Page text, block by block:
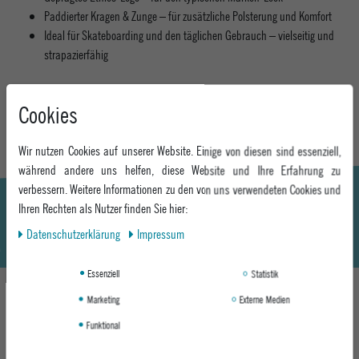
Paddierter Kragen & Zunge – für zusätzliche Polsterung und Komfort
Ideal für Skateboarding und den täglichen Gebrauch – vielseitig und
strapazierfähig
DAS KÖNNTE DIR AUCH GEFALLEN
Cookies
Wir nutzen Cookies auf unserer Website. Einige von diesen sind essenziell,
während andere uns helfen, diese Website und Ihre Erfahrung zu
verbessern. Weitere Informationen zu den von uns verwendeten Cookies und
Ihren Rechten als Nutzer finden Sie hier:
Daten­schutz­erklärung
Impressum
Essenziell
Statistik
Marketing
Externe Medien
Funktional